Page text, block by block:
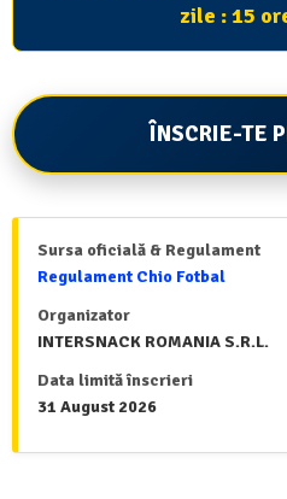
zile : 15
ÎNSCRIE-TE
Sursa oficială & Regulament
Regulament Chio Fotbal
Organizator
INTERSNACK ROMANIA S.R.L.
Data limită înscrieri
31 August 2026